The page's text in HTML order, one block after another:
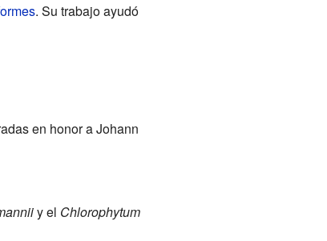
. Su trabajo ayudó
en honor a Johann
y el Chlorophytum